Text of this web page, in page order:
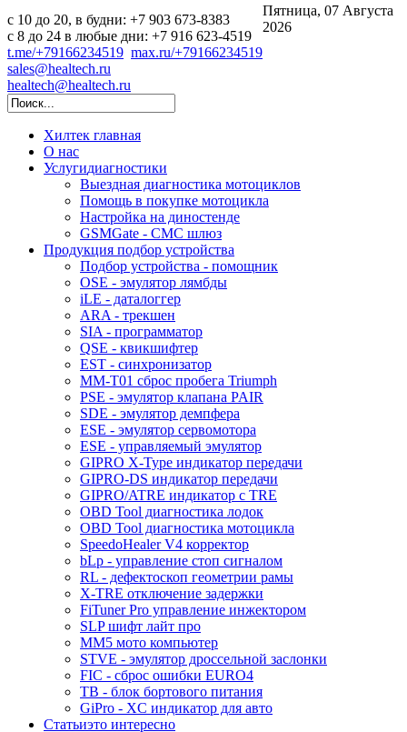
c 10 до 20, в будни: +7 903 673-8383
с 8 до 24 в любые дни: +7 916 623-4519
t.me/+79166234519 max.ru/+79166234519
sales@healtech.ru
healtech@healtech.ru
Пятница, 07 Августа
2026
Хилтек главная
О нас
Услугидиагностики
Выездная диагностика мотоциклов
Помощь в покупке мотоцикла
Настройка на диностенде
GSMGate - СМС шлюз
Продукция подбор устройства
Подбор устройства - помощник
OSE - эмулятор лямбды
iLE - даталоггер
ARA - трекшен
SIA - программатор
QSE - квикшифтер
EST - синхронизатор
MM-T01 сброс пробега Triumph
PSE - эмулятор клапана PAIR
SDE - эмулятор демпфера
ESE - эмулятор сервомотора
ESE - управляемый эмулятор
GIPRO X-Type индикатор передачи
GIPRO-DS индикатор передачи
GIPRO/ATRE индикатор с TRE
OBD Tool диагностика лодок
OBD Tool диагностика мотоцикла
SpeedoHealer V4 корректор
bLp - управление стоп сигналом
RL - дефектоскоп геометрии рамы
X-TRE отключение задержки
FiTuner Pro управление инжектором
SLP шифт лайт про
MM5 мото компьютер
STVE - эмулятор дроссельной заслонки
FIC - сброс ошибки EURO4
TB - блок бортового питания
GiPro - XC индикатор для авто
Статьиэто интересно